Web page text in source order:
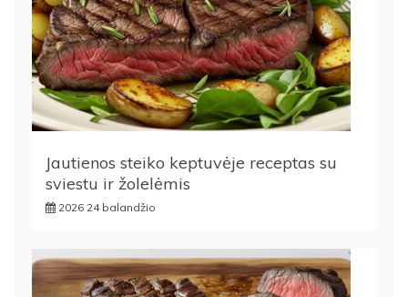
Jautienos steiko keptuvėje receptas su
sviestu ir žolelėmis
2026 24 balandžio